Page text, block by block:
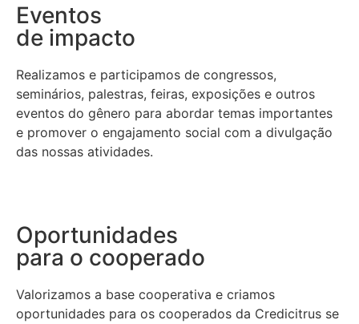
Eventos
de impacto
Realizamos e participamos de congressos,
seminários, palestras, feiras, exposições e outros
eventos do gênero para abordar temas importantes
e promover o engajamento social com a divulgação
das nossas atividades.
Oportunidades
para o cooperado
Valorizamos a base cooperativa e criamos
oportunidades para os cooperados da Credicitrus se